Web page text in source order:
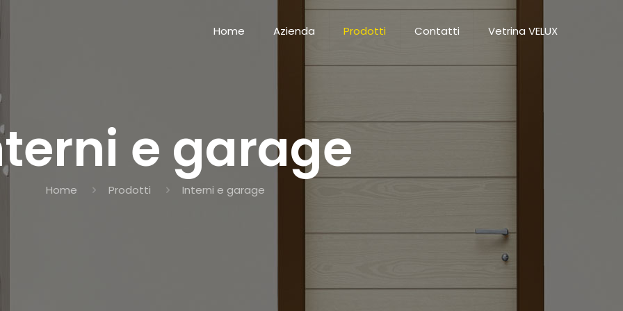
Home Azienda Prodotti Contatti Vetrina VELUX
e garage
Home Prodotti Interni e garage